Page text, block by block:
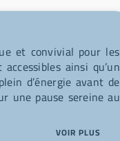
et convivial pour les
ainsi qu’un
d’énergie avant de
une pause sereine au
VOIR PLUS